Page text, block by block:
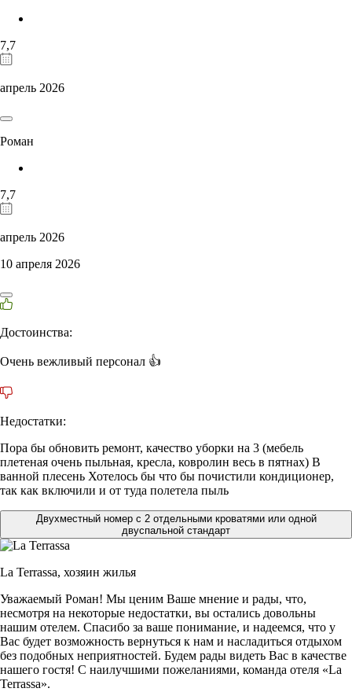
7,7
апрель 2026
Роман
7,7
апрель 2026
10 апреля 2026
Достоинства:
Очень вежливый персонал 👍
Недостатки:
Пора бы обновить ремонт, качество уборки на 3 (мебель
плетеная очень пыльная, кресла, ковролин весь в пятнах) В
ванной плесень Хотелось бы что бы почистили кондиционер,
так как включили и от туда полетела пыль
Двухместный номер с 2 отдельными кроватями или одной
двуспальной стандарт
La Terrassa, хозяин жилья
Уважаемый Роман! Мы ценим Ваше мнение и рады, что,
несмотря на некоторые недостатки, вы остались довольны
нашим отелем. Спасибо за ваше понимание, и надеемся, что у
Вас будет возможность вернуться к нам и насладиться отдыхом
без подобных неприятностей. Будем рады видеть Вас в качестве
нашего гостя! С наилучшими пожеланиями, команда отеля «La
Terrassa».